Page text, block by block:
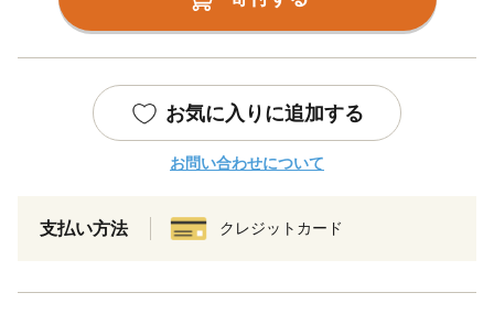
お気に入りに追加する
お問い合わせについて
支払い方法 クレジットカード